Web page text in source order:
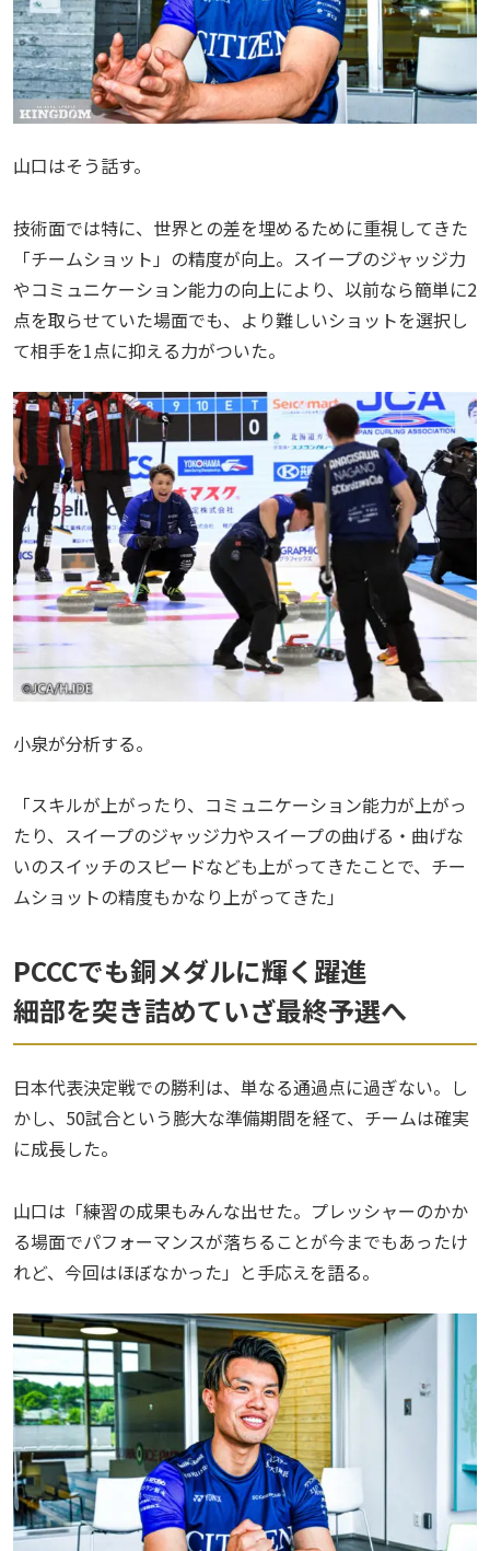
山口はそう話す。
技術面では特に、世界との差を埋めるために重視してきた
「チームショット」の精度が向上。スイープのジャッジ力
やコミュニケーション能力の向上により、以前なら簡単に2
点を取らせていた場面でも、より難しいショットを選択し
て相手を1点に抑える力がついた。
小泉が分析する。
「スキルが上がったり、コミュニケーション能力が上がっ
たり、スイープのジャッジ力やスイープの曲げる・曲げな
いのスイッチのスピードなども上がってきたことで、チー
ムショットの精度もかなり上がってきた」
PCCCでも銅メダルに輝く躍進
細部を突き詰めていざ最終予選へ
日本代表決定戦での勝利は、単なる通過点に過ぎない。し
かし、50試合という膨大な準備期間を経て、チームは確実
に成長した。
山口は「練習の成果もみんな出せた。プレッシャーのかか
る場面でパフォーマンスが落ちることが今までもあったけ
れど、今回はほぼなかった」と手応えを語る。